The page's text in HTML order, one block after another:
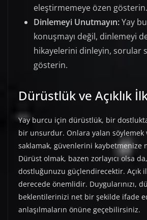
eleştirmemeye özen gösterin.
Dinlemeyi Unutmayın:Yay
konuşmayı değil, dinlemeyi
hikayelerini dinleyin, sorular
gösterin.
Dürüstlük ve Açıklık
Yay burcu için dürüstlük, bir
bir unsurdur. Onlara yalan söylemek
saklamak, güvenlerini kaybetmenize
Dürüst olmak, bazen zorlayıcı olsa
dostluğunuzu güçlendirecektir. Açık
derecede önemlidir. Duygularınızı,
beklentilerinizi net bir şekilde ifade
anlaşılmaların önüne geçebilirsiniz.